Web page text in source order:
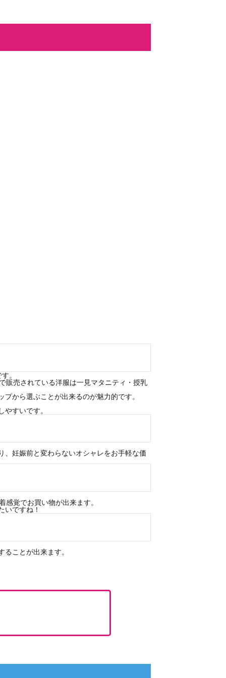
。
販売されている洋服は一見マタニティ・授乳
から選ぶことが出来るのが魅力的です。
すいです。
、妊娠前と変わらないオシャレをお手軽な価
覚でお買い物が出来ます。
いですね！
ことが出来ます。